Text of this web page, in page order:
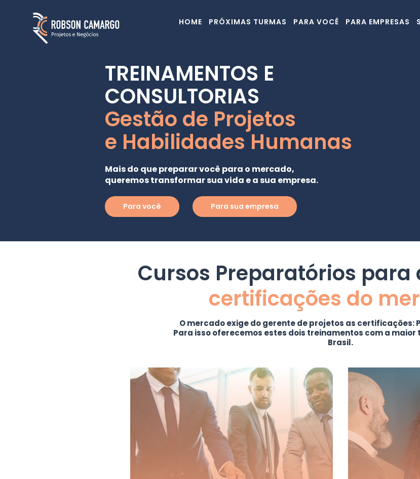
HOME PRÓXIMAS TURMAS PARA VOCÊ PARA EMPRESAS
TREINAMENTOS E
CONSULTORIAS
Gestão de Projetos
e Habilidades Humanas
Mais do que preparar você para o mercado,
queremos transformar sua vida e a sua empresa.
Para você Para sua empresa
Cursos Preparatórios para
certificações do
O mercadoexige do gerente de projetos as certificações:
Para isso oferecemos estes dois treinamentos com a maior
Brasil.